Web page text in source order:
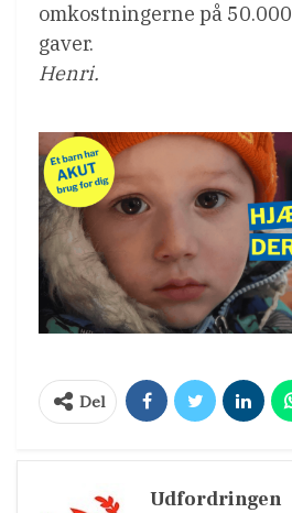
omkostningerne på
gaver.
Henri.
Del
Udfordringen